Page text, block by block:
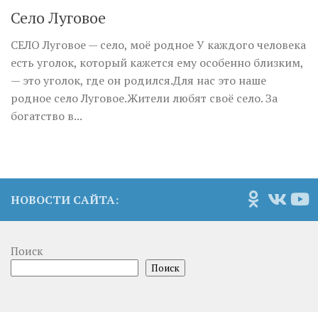
Село Луговое
СЕЛО Луговое — село, моё родное У каждого человека
есть уголок, который кажется ему особенно близким,
— это уголок, где он родился.Для нас это наше
родное село Луговое.Жители любят своё село. За
богатство в...
НОВОСТИ САЙТА:
Поиск
Поиск